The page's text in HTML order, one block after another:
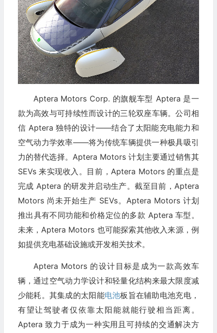
Aptera Motors Corp. 的旗舰车型 Aptera 是一
款为高效与可持续性而设计的三轮双座车辆。公司相
信 Aptera 独特的设计——结合了太阳能充电能力和
空气动力学效率——将为传统车辆提供一种极具吸引
力的替代选择。Aptera Motors 计划主要通过销售其
SEVs 来实现收入。目前，Aptera Motors 的重点是
完成 Aptera 的研发并启动生产。截至目前，Aptera
Motors 尚未开始生产 SEVs。Aptera Motors 计划
推出具有不同功能和价格定位的多款 Aptera 车型。
未来，Aptera Motors 也可能探索其他收入来源，例
如提供充电基础设施或开发相关技术。
Aptera Motors 的设计目标是成为一款高效车
辆，通过空气动力学设计和轻量化结构来最大限度减
少能耗。其集成的太阳能电池板旨在辅助电池充电，
有望让驾驶者仅依靠太阳能就能行驶相当距离。
Aptera 致力于成为一种实用且可持续的交通解决方